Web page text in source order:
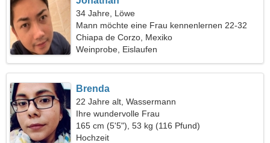
34 Jahre, Löwe
Mann möchte eine Frau kennenlernen 22-32
Chiapa de Corzo, Mexiko
Weinprobe, Eislaufen
Brenda
22 Jahre alt, Wassermann
Ihre wundervolle Frau
165 cm (5'5"), 53 kg (116 Pfund)
Hochzeit